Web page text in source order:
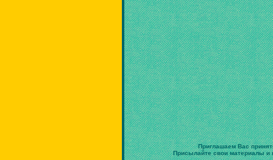
Приглашаем Вас
Присылайте свои материалы и